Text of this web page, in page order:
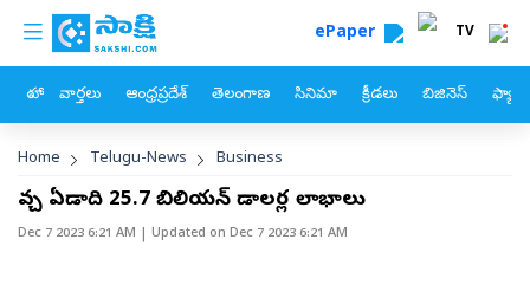
Skip to main content
custom menu ePaper TV
హోం వార్తలు ఆంధ్రప్రదేశ్ తెలంగాణ సినిమా క్రీడలు బిజినెస్
Breadcrumb
Home Telugu-News Business
వచ్చే ఏడాది 25.7 బిలియన్‌ డాలర్ల లాభాలు
Dec 7 2023 6:21 AM | Updated on Dec 7 2023 6:21 AM